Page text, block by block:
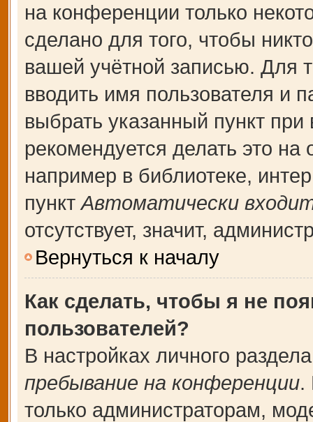
на конференции только
сделано для того, чтобы
вашей учётной записью. Для
вводить имя пользователя и
выбрать указанный пункт
рекомендуется делать это
например в библиотеке,
пунктАвтоматически
отсутствует, значит,
Вернуться к началу
Как сделать, чтобы я не
пользователей?
В настройках личного
пребывание на конференции.
только администраторам,